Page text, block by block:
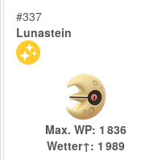
#337
Lunastein
Max. WP: 1 836
Wetter↑: 1 989